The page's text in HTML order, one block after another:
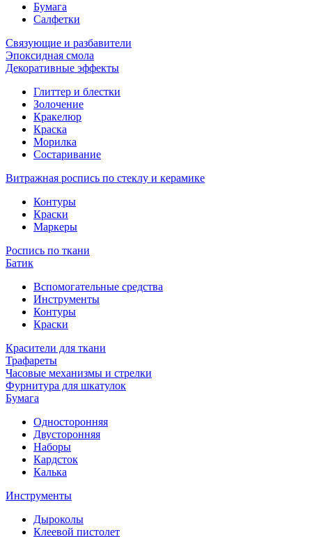
Бумага
Салфетки
Связующие и разбавители
Эпоксидная смола
Декоративные эффекты
Глиттер и блестки
Золочение
Кракелюр
Краска
Морилка
Состаривание
Витражная роспись по стеклу и керамике
Контуры
Краски
Маркеры
Роспись по ткани
Батик
Вспомогательные средства
Инструменты
Контуры
Краски
Красители для ткани
Трафареты
Часовые механизмы и стрелки
Фурнитура для шкатулок
Бумага
Односторонняя
Двусторонняя
Наборы
Кардсток
Калька
Инструменты
Дыроколы
Клеевой пистолет